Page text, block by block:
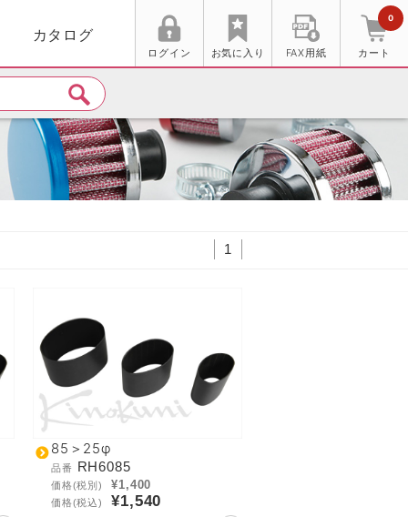
カタログ
ログイン お気に入り FAX用紙 カート
0
1
85＞25φ
品番 RH6085
価格(税別) ¥1,400
価格(税込) ¥1,540